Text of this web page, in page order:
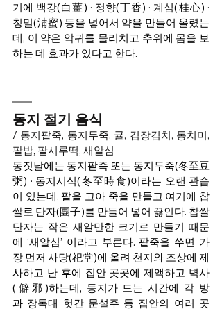
기에 백강(白薑) · 정향(丁香) · 계심(桂心) ·
청밀(淸蜜) 등을 넣어서 약을 만들어 올렸는
데, 이 약은 악귀를 물리치고 추위에 몸을 보
하는 데 효과가 있다고 한다.
동지 절기 음식
/ 동지팥죽, 동지두죽, 귤, 김장김치, 동치미,
팥밥, 팥시루떡, 새알심
동짓날에는 동지팥죽 또는 동지두죽(冬至豆
粥) · 동지시식(冬至時食)이라는 오랜 관습
이 있는데, 팥을 고아 죽을 만들고 여기에 찹
쌀로 단자(團子)를 만들어 넣어 끓인다. 찹쌀
단자는 작은 새알만한 크기로 만들기 때문
에 ‘새알심’ 이라고 부른다. 팥죽을 쑤면 가
장 먼저 사당(祀堂)에 올려 천지와 조상에 제
사하고 난 후에 집안 곳곳에 제액하고 벽사
(僻邪)하는데, 동지가 드는 시간에 각 방
과 장독대 헛간 문설주 등 집안의 여러 곳